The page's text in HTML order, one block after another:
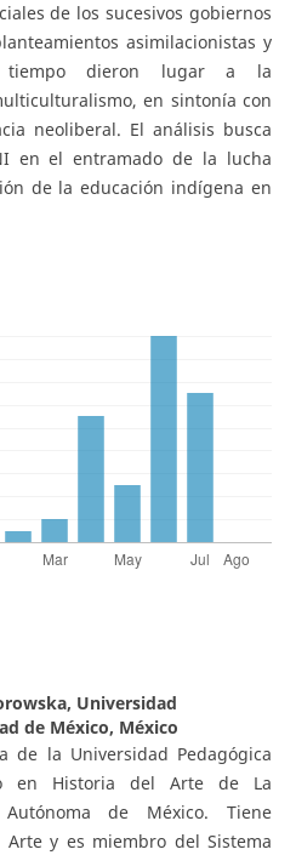
de los sucesivos gobiernos
asimilacionistas y
tiempo dieron lugar a la
en sintonía con
neoliberal. El análisis busca
en el entramado de la lucha
de la educación indígena en
Universidad
de México, México
de la Universidad Pedagógica
en Historia del Arte de La
de México. Tiene
y es miembro del Sistema